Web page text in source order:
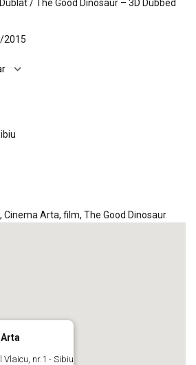
2015
, Cinema Arta, film, The Good Dinosaur
Vlaicu, nr.1 - Sibiu